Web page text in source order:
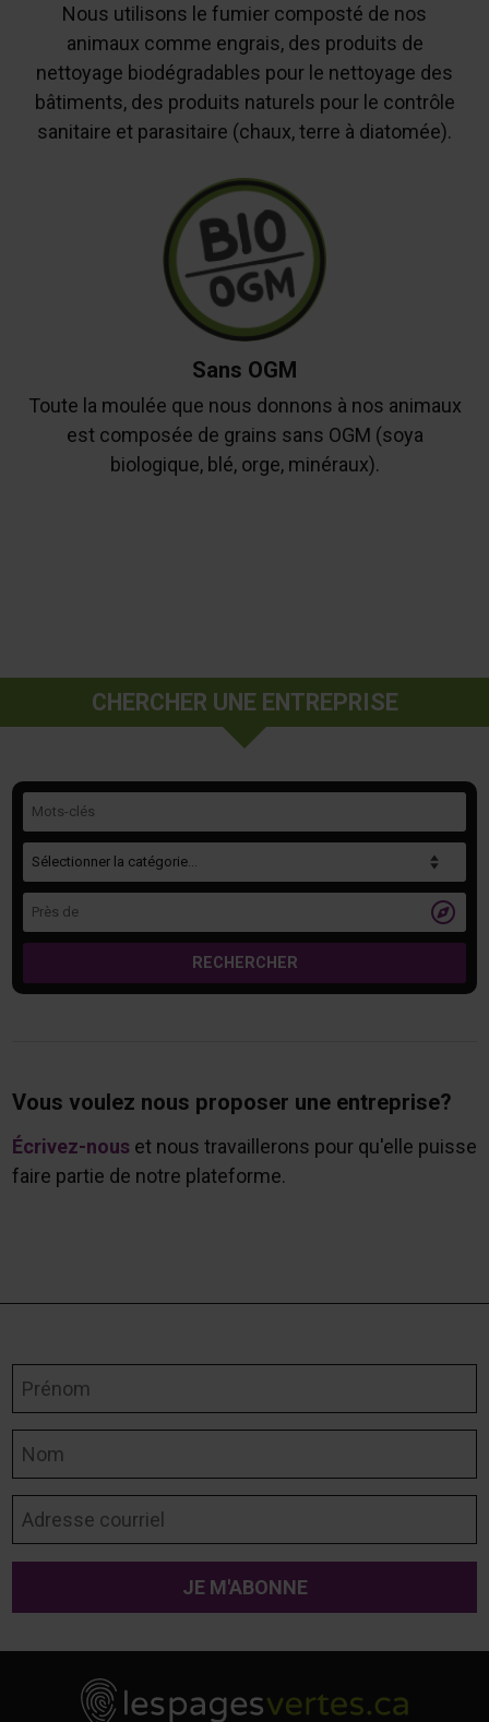
Nous utilisons le fumier composté de nos
animaux comme engrais, des produits de
nettoyage biodégradables pour le nettoyage des
bâtiments, des produits naturels pour le contrôle
sanitaire et parasitaire (chaux, terre à diatomée).
Sans OGM
Toute la moulée que nous donnons à nos animaux
est composée de grains sans OGM (soya
biologique, blé, orge, minéraux).
CHERCHER UNE ENTREPRISE

RECHERCHER
Vous voulez nous proposer une entreprise?
Écrivez-nouset nous travaillerons pour qu'elle puisse
faire partie de notre plateforme.